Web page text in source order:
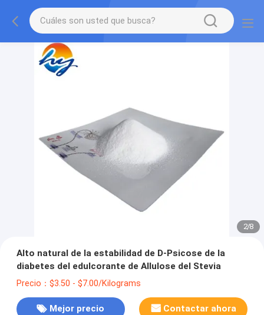
2/8
Alto natural de la estabilidad de D-Psicose de la
diabetes del edulcorante de Allulose del Stevia
Precio：$3.50 - $7.00/Kilograms
Mejor precio Contactar ahora